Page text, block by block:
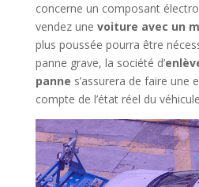
concerne un composant
vendez une voiture avec un
plus poussée pourra être
panne grave, la société d’
panne s’assurera de faire
compte de l’état réel du